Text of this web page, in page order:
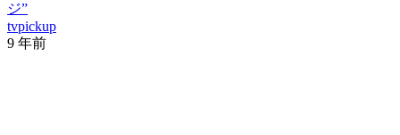
ジ”
tvpickup
9 年前